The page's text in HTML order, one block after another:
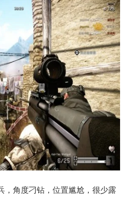
角度刁钻，位置尴尬，很少露